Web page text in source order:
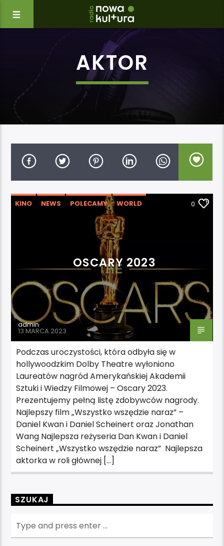
AKTOR
KINO NEWS POLECAMY
WORLD
0
OSCARY 2023
admin
13 MARCA 2023
Podczas uroczystości, która odbyła się w
hollywoodzkim Dolby Theatre wyłoniono
Laureatów nagród Amerykańskiej Akademii
Sztuki i Wiedzy Filmowej – Oscary 2023.
Prezentujemy pełną listę zdobywców nagrody.
Najlepszy film „Wszystko wszędzie naraz” –
Daniel Kwan i Daniel Scheinert oraz Jonathan
Wang Najlepsza reżyseria Dan Kwan i Daniel
Scheinert „Wszystko wszędzie naraz” Najlepsza
aktorka w roli głównej […]
SZUKAJ